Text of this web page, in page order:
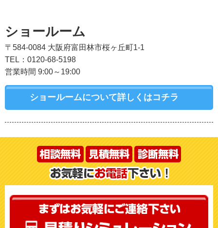
ショールーム
〒584-0084 大阪府富田林市桜ヶ丘町1-1
TEL：0120-68-5198
営業時間 9:00～19:00
ショールームについて詳しくはコチラ